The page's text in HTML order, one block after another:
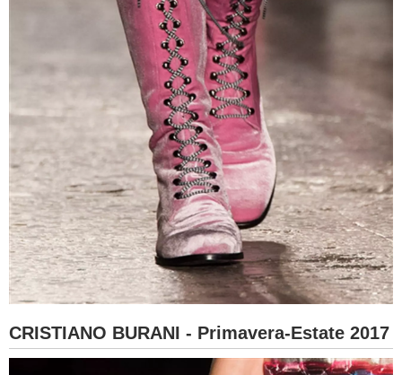
CRISTIANO BURANI - Primavera-Estate 2017